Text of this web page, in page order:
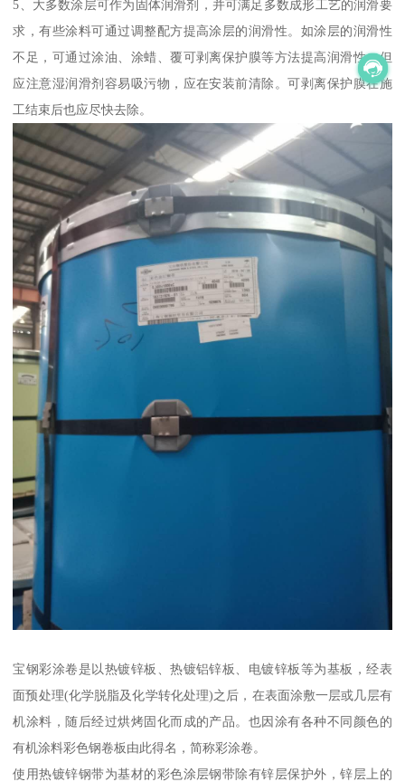
5、大多数涂层可作为固体润滑剂，并可满足多数成形工艺的润滑要
求，有些涂料可通过调整配方提高涂层的润滑性。如涂层的润滑性
不足，可通过涂油、涂蜡、覆可剥离保护膜等方法提高润滑性。但
应注意湿润滑剂容易吸污物，应在安装前清除。可剥离保护膜在施
工结束后也应尽快去除。
宝钢彩涂卷是以热镀锌板、热镀铝锌板、电镀锌板等为基板，经表
面预处理(化学脱脂及化学转化处理)之后，在表面涂敷一层或几层有
机涂料，随后经过烘烤固化而成的产品。也因涂有各种不同颜色的
有机涂料彩色钢卷板由此得名，简称彩涂卷。
使用热镀锌钢带为基材的彩色涂层钢带除有锌层保护外，锌层上的